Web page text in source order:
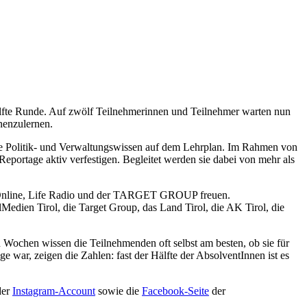
Runde. Auf zwölf Teilnehmerinnen und Teilnehmer warten nun
und Verwaltungswissen auf dem Lehrplan. Im Rahmen von
aktiv verfestigen. Begleitet werden sie dabei von mehr als
Life Radio und der TARGET GROUP freuen.
Tirol, die Target Group, das Land Tirol, die AK Tirol, die
wissen die Teilnehmenden oft selbst am besten, ob sie für
war, zeigen die Zahlen: fast der Hälfte der AbsolventInnen ist es
Instagram-Account sowie die Facebook-Seite der